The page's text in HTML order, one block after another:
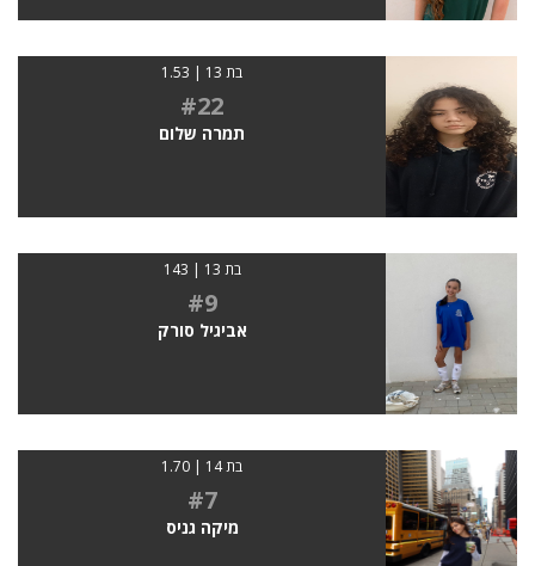
בת 13 | 1.53
#22
תמרה שלום
בת 13 | 143
#9
אביגיל סורק
בת 14 | 1.70
#7
מיקה גניס